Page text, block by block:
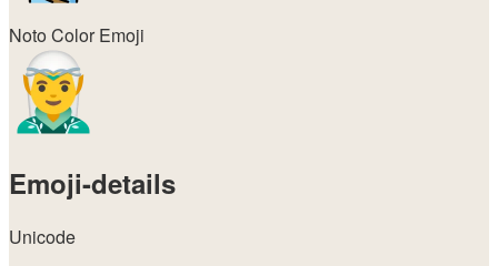
Noto Color Emoji
Emoji-details
Unicode